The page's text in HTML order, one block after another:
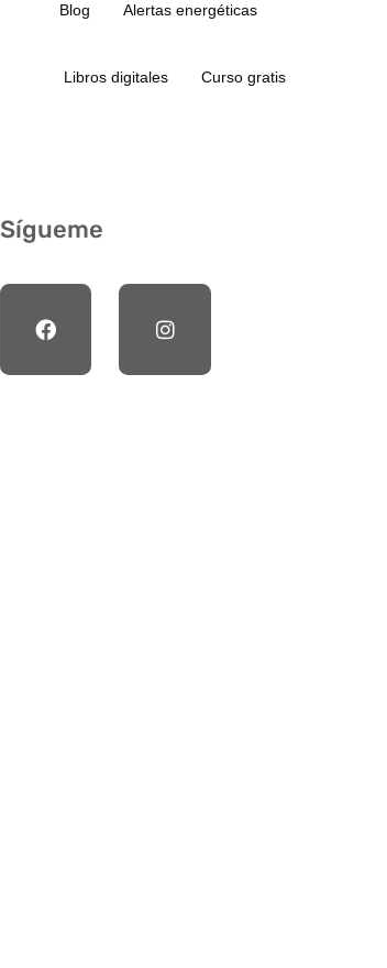
Blog Alertas energéticas
Libros digitales Curso gratis
Sígueme